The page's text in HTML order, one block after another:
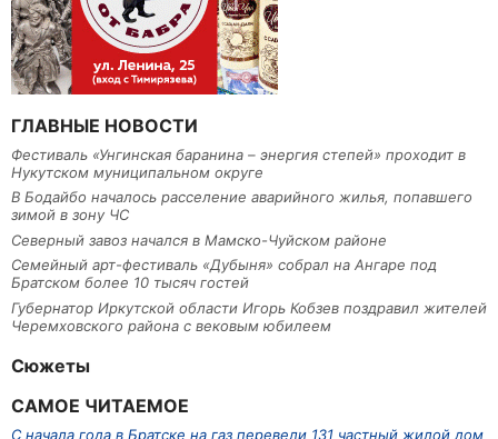
ГЛАВНЫЕ НОВОСТИ
Фестиваль «Унгинская баранина – энергия степей» проходит в
Нукутском муниципальном округе
В Бодайбо началось расселение аварийного жилья, попавшего
зимой в зону ЧС
Северный завоз начался в Мамско-Чуйском районе
Семейный арт-фестиваль «Дубыня» собрал на Ангаре под
Братском более 10 тысяч гостей
Губернатор Иркутской области Игорь Кобзев поздравил жителей
Черемховского района с вековым юбилеем
Сюжеты
САМОЕ ЧИТАЕМОЕ
С начала года в Братске на газ перевели 131 частный жилой дом